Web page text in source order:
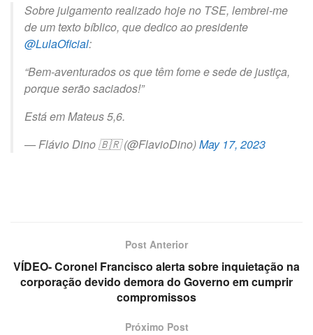
Sobre julgamento realizado hoje no TSE, lembrei-me
de um texto bíblico, que dedico ao presidente
@LulaOficial:
“Bem-aventurados os que têm fome e sede de justiça,
porque serão saciados!”
Está em Mateus 5,6.
— Flávio Dino 🇧🇷 (@FlavioDino)May 17, 2023
Post Anterior
VÍDEO- Coronel Francisco alerta sobre inquietação na
corporação devido demora do Governo em cumprir
compromissos
Próximo Post